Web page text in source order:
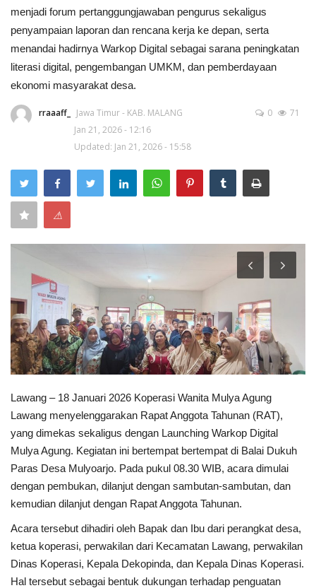
Ketertiban
Keamanan
Kejahatan
Cybers Event
UMKM & Ekonomi Kreatif
Pekerja Migran Indonesia
Ekonomi
Informasi Journalism
Olahraga
Kesehatan
Layanan Publik
Perempuan/Anak
menjadi forum pertanggungjawaban pengurus sekaligus
penyampaian laporan dan rencana kerja ke depan, serta
menandai hadirnya Warkop Digital sebagai sarana peningkatan
literasi digital, pengembangan UMKM, dan pemberdayaan
ekonomi masyarakat desa.
rraaaff_
Jawa Timur - KAB. MALANG
Jan 21, 2026 - 12:16
Updated: Jan 21, 2026 - 15:58
0 71
⚠
Lawang – 18 Januari 2026 Koperasi Wanita Mulya Agung
Lawang menyelenggarakan Rapat Anggota Tahunan (RAT),
yang dimekas sekaligus dengan Launching Warkop Digital
Mulya Agung. Kegiatan ini bertempat bertempat di Balai Dukuh
Paras Desa Mulyoarjo. Pada pukul 08.30 WIB, acara dimulai
dengan pembukan, dilanjut dengan sambutan-sambutan, dan
kemudian dilanjut dengan Rapat Anggota Tahunan.
Acara tersebut dihadiri oleh Bapak dan Ibu dari perangkat desa,
ketua koperasi, perwakilan dari Kecamatan Lawang, perwakilan
Dinas Koperasi, Kepala Dekopinda, dan Kepala Dinas Koperasi.
Hal tersebut sebagai bentuk dukungan terhadap penguatan